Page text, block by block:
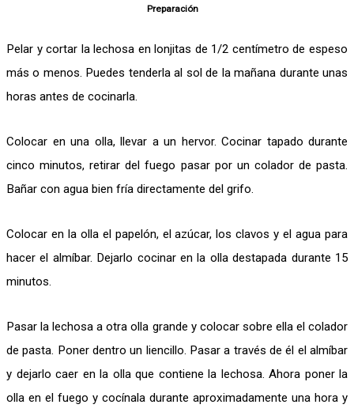
Preparación
Pelar y cortar la lechosa en lonjitas de 1/2 centímetro de espeso
más o menos. Puedes tenderla al sol de la mañana durante unas
horas antes de cocinarla.
Colocar en una olla, llevar a un hervor. Cocinar tapado durante
cinco minutos, retirar del fuego pasar por un colador de pasta.
Bañar con agua bien fría directamente del grifo.
Colocar en la olla el papelón, el azúcar, los clavos y el agua para
hacer el almíbar. Dejarlo cocinar en la olla destapada durante 15
minutos.
Pasar la lechosa a otra olla grande y colocar sobre ella el colador
de pasta. Poner dentro un liencillo. Pasar a través de él el almíbar
y dejarlo caer en la olla que contiene la lechosa. Ahora poner la
olla en el fuego y cocínala durante aproximadamente una hora y